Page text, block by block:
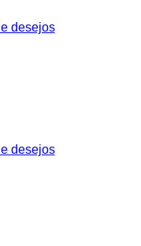
desejos
desejos